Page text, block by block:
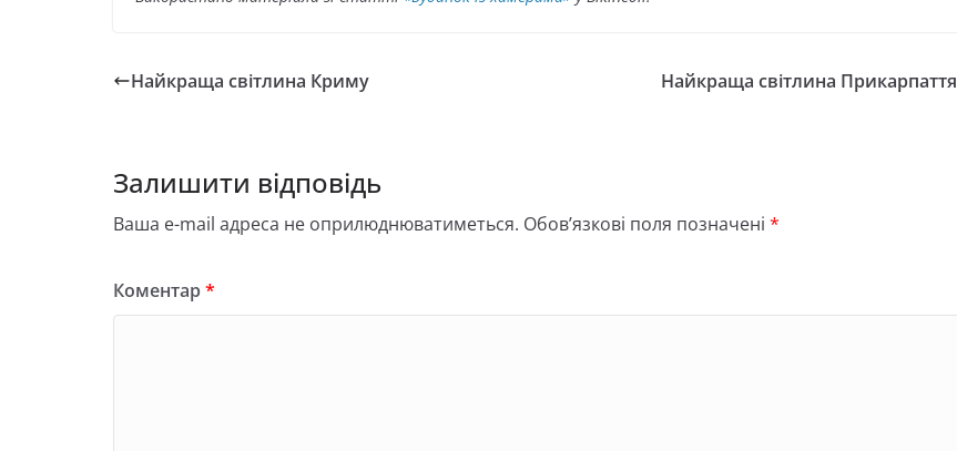
Найкраща світлина Криму Найкраща світлина Прикарпаття
Залишити відповідь
Ваша e-mail адреса не оприлюднюватиметься. Обов’язкові поля позначені *
Коментар*